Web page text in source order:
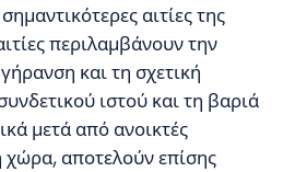
αιτίες της
περιλαμβάνουν την
και τη σχετική
ιστού και τη βαριά
μετά από ανοικτές
χώρα, αποτελούν επίσης